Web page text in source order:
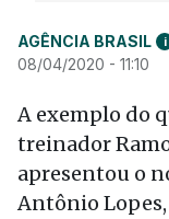
AGÊNCIA BRASIL i
08/04/2020 - 11:10
A exemplo do
treinador
apresentou o
Antônio